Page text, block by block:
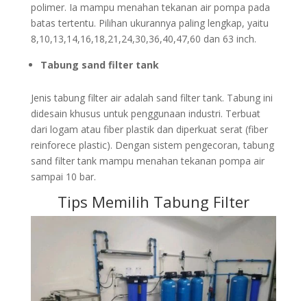
polimer. Ia mampu menahan tekanan air pompa pada
batas tertentu. Pilihan ukurannya paling lengkap, yaitu
8,10,13,14,16,18,21,24,30,36,40,47,60 dan 63 inch.
Tabung sand filter tank
Jenis tabung filter air adalah sand filter tank. Tabung ini
didesain khusus untuk penggunaan industri. Terbuat
dari logam atau fiber plastik dan diperkuat serat (fiber
reinforece plastic). Dengan sistem pengecoran, tabung
sand filter tank mampu menahan tekanan pompa air
sampai 10 bar.
Tips Memilih Tabung Filter